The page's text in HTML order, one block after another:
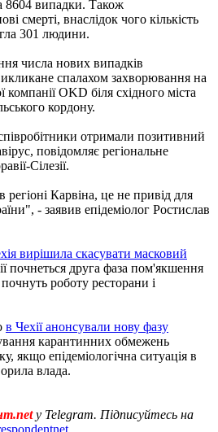
8604 випадки. Також
смерті, внаслідок чого кількість
301 людини.
числа нових випадків
спалахом захворювання на
компанії OKD біля східного міста
кордону.
отримали позитивний
повідомляє регіональне
Сілезії.
регіоні Карвіна, це не привід для
- заявив епідеміолог Ростислав
вирішила скасувати масковий
почнеться друга фаза пом'якшення
роботу ресторани і
в Чехії анонсували нову фазу
карантинних обмежень
якщо епідеміологічна ситуація в
влада.
у Telegram. Підписуйтесь на